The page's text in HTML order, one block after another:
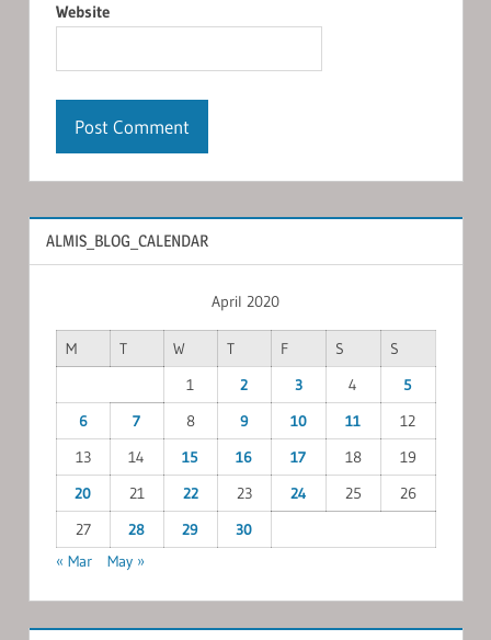
Website
ALMIS_BLOG_CALENDAR
April 2020
M T W T F S
S
1
2 3 4
5
6
7 8 9 10 11
12
13
14 15 16 17 18
19
20
21 22 23 24 25
26
27
28 29
30
« Mar
May »